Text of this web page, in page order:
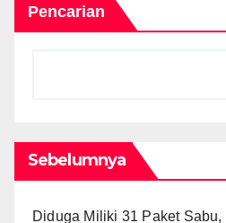
Pencarian
Sebelumnya
Diduga Miliki 31 Paket Sabu,